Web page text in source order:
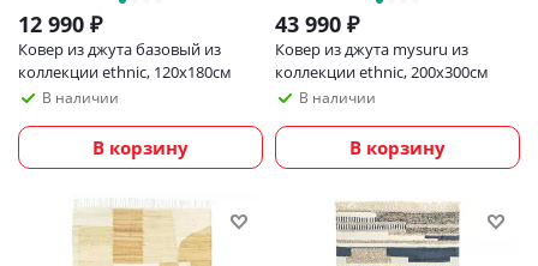
12 990 ₽
Ковер из джута базовый из
коллекции ethnic, 120х180см
В наличии
В корзину
43 990 ₽
Ковер из джута mysuru из
коллекции ethnic, 200х300см
В наличии
В корзину